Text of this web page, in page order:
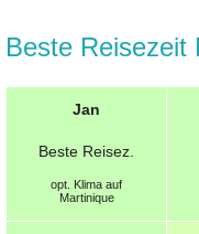
Beste Reisezeit
Jan
Beste Reisez.
opt. Klima auf
Martinique